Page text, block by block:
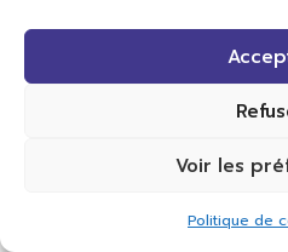
Voir les
Politique de
Val TV
Centre de Compétences Médias
Rue du Pont-Neuf 24
Réalisation Cavin-